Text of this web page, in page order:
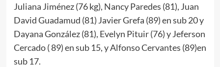
Juliana Jiménez (76 kg), Nancy Paredes (81), Juan
David Guadamud (81) Javier Grefa (89) en sub 20 y
Dayana González (81), Evelyn Pituir (76) y Jeferson
Cercado ( 89) en sub 15, y Alfonso Cervantes (89)en
sub 17.